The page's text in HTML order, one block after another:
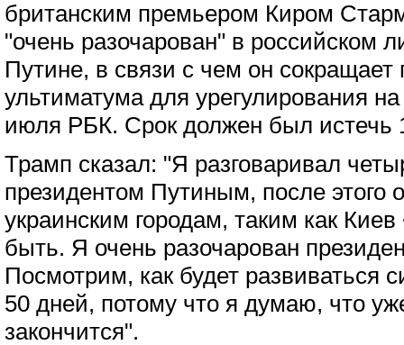
британским премьером Киром
"очень разочарован" в российском
Путине, в связи с чем он сокращает
ультиматума для урегулирования
июля РБК. Срок должен был истечь
Трамп сказал: "Я разговаривал
президентом Путиным, после этого
украинским городам, таким как
быть. Я очень разочарован
Посмотрим, как будет развиваться
50 дней, потому что я думаю, что
закончится".